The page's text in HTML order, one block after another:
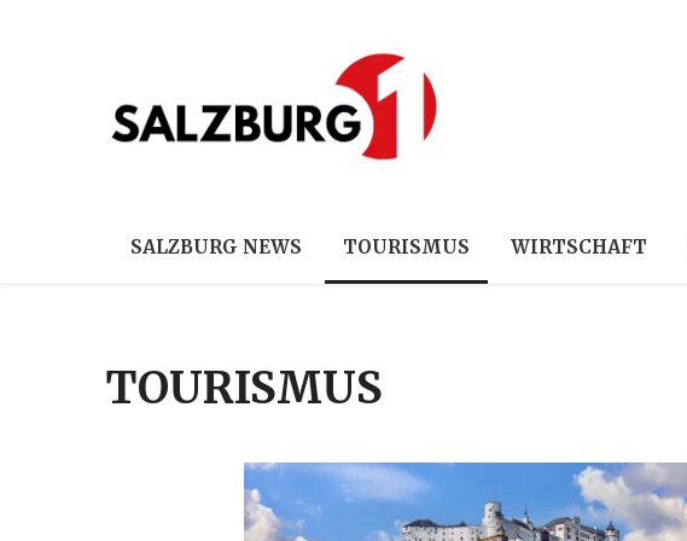
SALZBURG NEWS TOURISMUS WIRTSCHAFT
TOURISMUS